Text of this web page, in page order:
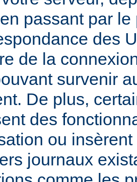
passant par
des
de la
survenir
De plus,
des
ou
journaux